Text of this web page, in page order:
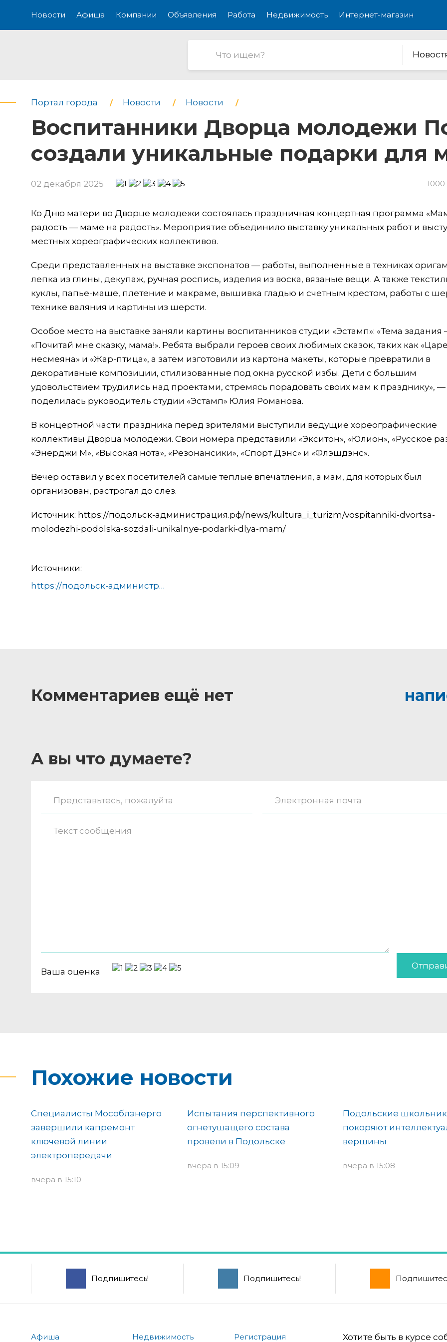
Новости Афиша Компании Объявления Работа Недвижимость Интернет-магазин
Портал города Новости Новости
Воспитанники Дворца молодежи
создали уникальные подарки для
02 декабря 2025 1000
Ко Дню матери во Дворце молодежи состоялась праздничная концертная программа
радость — маме на радость». Мероприятие объединило выставку уникальных работ и
местных хореографических коллективов.
Среди представленных на выставке экспонатов — работы, выполненные в техниках
лепка из глины, декупаж, ручная роспись, изделия из воска, вязаные вещи. А также
куклы, папье-маше, плетение и макраме, вышивка гладью и счетным крестом, работы с
технике валяния и картины из шерсти.
Особое место на выставке заняли картины воспитанников студии «Эстамп»: «Тема задания
«Почитай мне сказку, мама!». Ребята выбрали героев своих любимых сказок, таких как
несмеяна» и «Жар-птица», а затем изготовили из картона макеты, которые превратили в
декоративные композиции, стилизованные под окна русской избы. Дети с большим
удовольствием трудились над проектами, стремясь порадовать своих мам к празднику», —
поделилась руководитель студии «Эстамп» Юлия Романова.
В концертной части праздника перед зрителями выступили ведущие хореографические
коллективы Дворца молодежи. Свои номера представили «Экситон», «Юлион», «Русское
«Энерджи М», «Высокая нота», «Резонансики», «Спорт Дэнс» и «Флэшдэнс».
Вечер оставил у всех посетителей самые теплые впечатления, а мам, для которых был
организован, растрогал до слез.
Источник: https://подольск-администрация.рф/news/kultura_i_turizm/vospitanniki-dvortsa-
molodezhi-podolska-sozdali-unikalnye-podarki-dlya-mam/
Источники:
https://подольск-администрация.рф/news/kultura_i_turizm/vospitanniki-dvortsa-molodezhi-podolska-sozdali-unikalnye-podarki-dlya-mam/
Комментариев ещё нет
А вы что думаете?
Ваша оценка
Похожие новости
Специалисты Мособлэнерго
завершили капремонт
ключевой линии
электропередачи
вчера в 15:10
Испытания перспективного
огнетушащего состава
провели в Подольске
вчера в 15:09
Подольские
покоряют
вершины
вчера в 15:08
Подпишитесь! Подпишитесь!
Афиша Недвижимость Регистрация Хотите быть в курсе